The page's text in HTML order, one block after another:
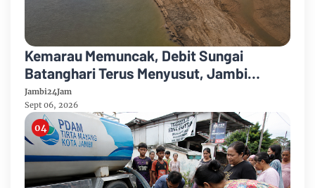
Kemarau Memuncak, Debit Sungai
Batanghari Terus Menyusut, Jambi
Hadapi Ancaman Krisis Air Bersih dan
Karhutla
Jambi24Jam
Sept 06, 2026